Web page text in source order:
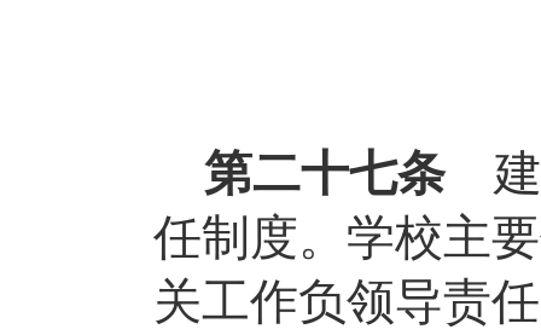
第二十七条
任制度。学校主
关工作负领导责